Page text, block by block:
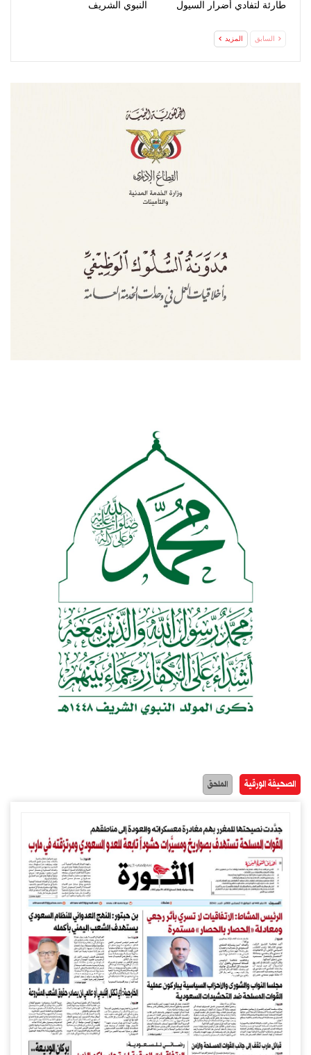
طارئة لتفادي أضرار السيول النبوي الشريف
السابق المزيد
الصحيفة الورقية الملحق